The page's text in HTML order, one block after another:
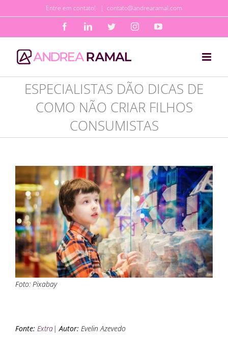
o
conteúdo
Entre em contato! | contato@andrearamal.com
FacebookLinkedInTwitterInstagramYouTube
ESPECIALISTAS DÃO DICAS DE
COMO NÃO CRIAR FILHOS
CONSUMISTAS
Foto: Pixabay
Fonte: Extra|Autor: Evelin Azevedo